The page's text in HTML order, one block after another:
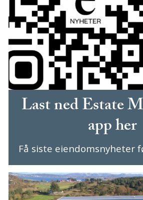
Last ned Estate
app her
Få siste eiendomsnyheter